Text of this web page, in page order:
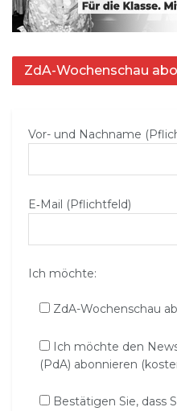
ZdA-Wochenschau
Vor- und Nachname
E‑Mail (Pflichtfeld)
Ich möchte:
ZdA-Wochenschau
Ich möchte den
(PdA) abonnieren
Bestätigen Sie, dass